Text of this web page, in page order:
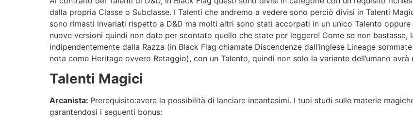
dalla propria Classe o Subclasse. I Talenti che andremo a vedere sono perciò divisi in Talenti
sono rimasti invariati rispetto a D&D ma molti altri sono stati accorpati in un unico Talento
nuove versioni quindi non date per scontato quello che state per leggere! Come se non
indipendentemente dalla Razza (in Black Flag chiamate Discendenze dall’inglese Lineage
nota come Heritage ovvero Retaggio), con un Talento, quindi non solo la variante dell’umano
Talenti Magici
Arcanista: Prerequisito:avere la possibilità di lanciare incantesimi. I tuoi studi sulle materie
garantendosi i seguenti bonus: